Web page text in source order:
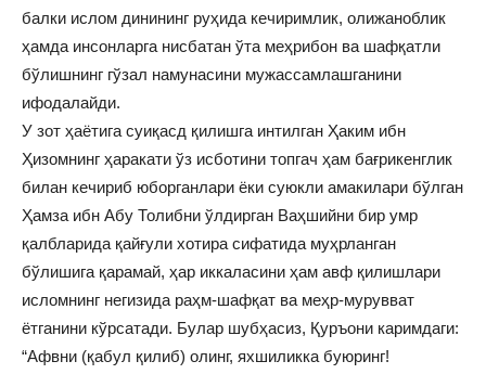
балки ислом динининг руҳида кечиримлик, олижаноблик
ҳамда инсонларга нисбатан ўта меҳрибон ва шафқатли
бўлишнинг гўзал намунасини мужассамлашганини
ифодалайди.
У зот ҳаётига суиқасд қилишга интилган Ҳаким ибн
Ҳизомнинг ҳаракати ўз исботини топгач ҳам бағрикенглик
билан кечириб юборганлари ёки суюкли амакилари бўлган
Ҳамза ибн Абу Толибни ўлдирган Ваҳшийни бир умр
қалбларида қайғули хотира сифатида муҳрланган
бўлишига қарамай, ҳар иккаласини ҳам авф қилишлари
исломнинг негизида раҳм-шафқат ва меҳр-мурувват
ётганини кўрсатади. Булар шубҳасиз, Қуръони каримдаги:
“Афвни (қабул қилиб) олинг, яхшиликка буюринг!